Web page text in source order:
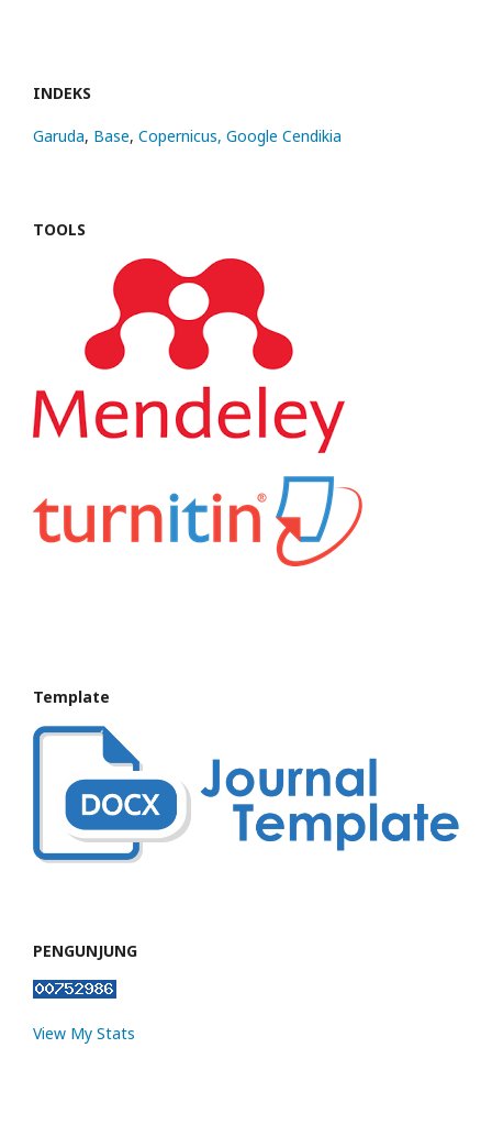
INDEKS
Garuda, Base, Copernicus, Google Cendikia
TOOLS
Template
PENGUNJUNG
View My Stats